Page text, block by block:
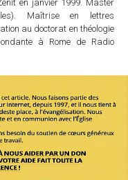
en janvier 1999. Master
Maîtrise en lettres
au doctorat en théologie
à Rome de Radio